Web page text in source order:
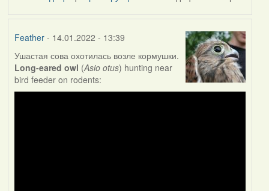
Feather- 14.01.2022 - 13:39
Ушастая сова охотилась возле кормушки.
Long-eared owl (Asio otus) hunting near
bird feeder on rodents: